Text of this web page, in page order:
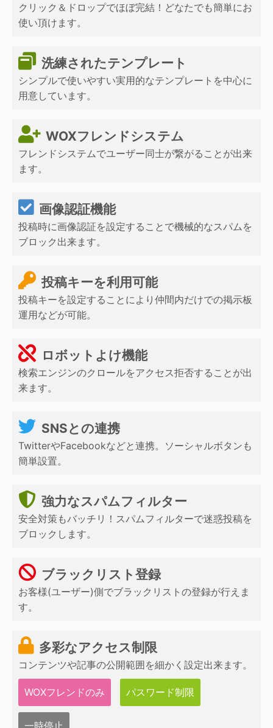
クリック＆ドロップでほぼ完結！どなたでも簡単にお
使い頂けます。
洗練されたテンプレート
シンプルで使いやすい実用的なテンプレートを中心に
用意しています。
WOXフレンドシステム
フレンドシステムでユーザー同士が繋がることが出来
ます。
画像認証機能
投稿時に画像認証を設定することで機械的なスパムを
ブロック出来ます。
投稿キーを利用可能
投稿キーを設定することにより仲間内だけでの掲示板
運用などが可能。
ロボットよけ機能
検索エンジンのクロールをアクセス拒否することが出
来ます。
SNSとの連携
TwitterやFacebookなどと連携。ソーシャルボタンも
簡単設置。
強力なスパムフィルター
安全対策もバッチリ！スパムフィルターで迷惑投稿を
ブロックします。
ブラックリスト登録
お客様(ユーザー)側でブラックリストの登録が行えま
す。
多彩なアクセス制限
コンテンツや記事の公開範囲を細かく設定出来ます。
WOXフレンドのみ パスワード制限
一時停止